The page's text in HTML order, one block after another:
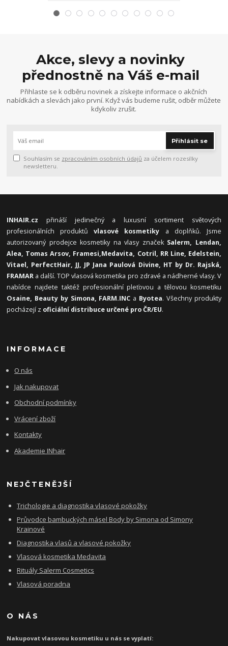
Akce, slevy a novinky
přednostně na Váš e-mail
Přihlaste se k odběru novinek a získejte informace o akčních
nabídkách a slevách jako první. Když vás budeme rušit, odběr můžete
kdykoliv zrušit.
Přihlásit se
Souhlasím se zpracováním osobních údajů za účelem rozesílky
newsletteru.
INHAIR.cz přináší jedinečný a luxusní sortiment světových
profesionálních produktůvlasové kosmetiky a doplňků. Jsme
autorizovaný prodejce kosmetiky na vlasy značek Salerm, Lendan,
Alea, Tomas Arsov, Framesi,Medavita, Cotril, RR Line, Edelstein,
Vitael, PerfectHair, JJ, JP Jana Paulová Divine, HT by Dr. Rajská,
FRAMAR a další. TOP vlasová kosmetika pro zdravé a nádherné vlasy. V
nabídce najdete taktéž profesionální pleťovou a tělovou kosmetiku
Osaine, Beauty by Simona, FARM.INC a Byotea. Všechny produkty
pocházejí z oficiální distribuce určené pro ČR/EU.
INFORMACE
O nás
Jak nakupovat
Obchodní podmínky
Vrácení zboží
Kontakty
Akademie INhair
NEJČTENĚJŠÍ
Trichologie a diagnostika vlasové pokožky
Průvodce bambuckých másel Body by Simona od Simony
Krainové
Diagnostika vlasů a vlasové pokožky
Vlasová kosmetika Medavita
Rituály Salerm Cosmetics
Vlasová poradna
O NÁS
Nakupovat vlasovou kosmetiku u nás se vyplatí: